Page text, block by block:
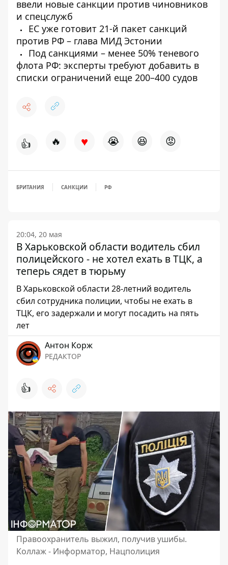
ввели новые санкции против чиновников
и спецслужб
ЕС уже готовит 21-й пакет санкций
против РФ – глава МИД Эстонии
Под санкциями – менее 50% теневого
флота РФ: эксперты требуют добавить в
списки ограничений еще 200–400 судов
👍 🔥 ♥ 😭 😆 😡
БРИТАНИЯ САНКЦИИ РФ
20:04, 20 мая
В Харьковской области водитель сбил
полицейского - не хотел ехать в ТЦК, а
теперь сядет в тюрьму
В Харьковской области 28-летний водитель
сбил сотрудника полиции, чтобы не ехать в
ТЦК, его задержали и могут посадить на пять
лет
Антон Корж
РЕДАКТОР
👍
Правоохранитель выжил, получив ушибы.
Коллаж - Информатор, Нацполиция